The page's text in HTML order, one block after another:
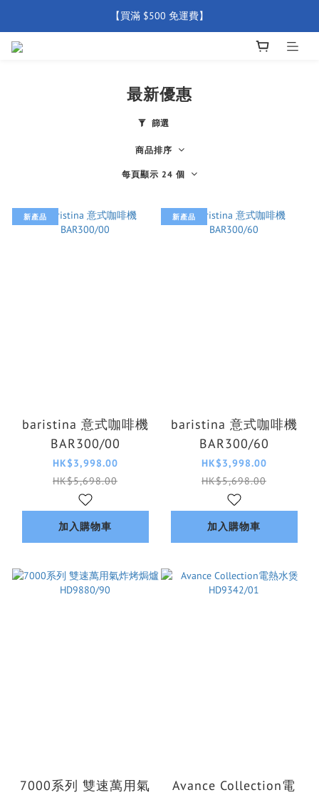
【買滿 $500 免運費】
【買滿 $500 免運費】
最新優惠
篩選
商品排序
每頁顯示 24 個
新產品
baristina 意式咖啡機
BAR300/00
HK$3,998.00
HK$5,698.00
加入購物車
新產品
baristina 意式咖啡機
BAR300/60
HK$3,998.00
HK$5,698.00
加入購物車
7000系列 雙速萬用氣
Avance Collection電